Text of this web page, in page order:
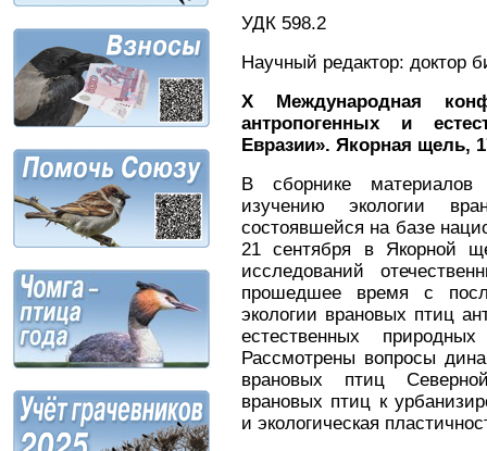
УДК 598.2
Научный редактор: доктор
X Международная
антропогенных и
Евразии». Якорная щель,
В сборнике
изучению экологии
состоявшейся на базе
21 сентября в Якорной
исследований
прошедшее время с
экологии врановых птиц
естественных
Рассмотрены вопросы
врановых птиц
врановых птиц к
и экологическая